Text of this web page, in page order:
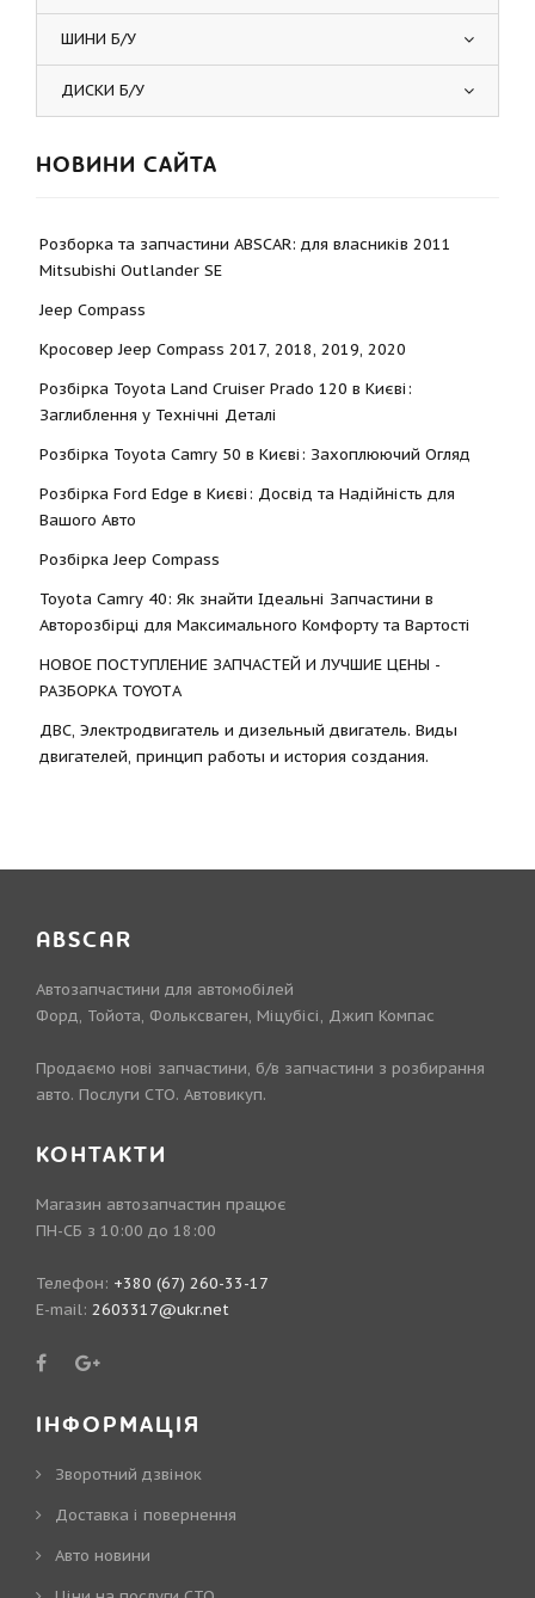
ШИНИ Б/У
ДИСКИ Б/У
НОВИНИ САЙТА
Розборка та запчастини ABSCAR: для власників 2011
Mitsubishi Outlander SE
Jeep Compass
Кросовер Jeep Compass 2017, 2018, 2019, 2020
Розбірка Toyota Land Cruiser Prado 120 в Києві:
Заглиблення у Технічні Деталі
Розбірка Toyota Camry 50 в Києві: Захоплюючий Огляд
Розбірка Ford Edge в Києві: Досвід та Надійність для
Вашого Авто
Розбірка Jeep Compass
Toyota Camry 40: Як знайти Ідеальні Запчастини в
Авторозбірці для Максимального Комфорту та Вартості
НОВОЕ ПОСТУПЛЕНИЕ ЗАПЧАСТЕЙ И ЛУЧШИЕ ЦЕНЫ -
РАЗБОРКА TOYOTА
ДВС, Электродвигатель и дизельный двигатель. Виды
двигателей, принцип работы и история создания.
ABSCAR
Автозапчастини для автомобілей
Форд, Тойота, Фольксваген, Міцубісі, Джип Компас
Продаємо нові запчастини, б/в запчастини з розбирання
авто. Послуги СТО. Автовикуп.
КОНТАКТИ
Магазин автозапчастин працює
ПН-СБ з 10:00 до 18:00
Телефон: +380 (67) 260-33-17
E-mail: 2603317@ukr.net
ІНФОРМАЦІЯ
Зворотний дзвінок
Доставка і повернення
Авто новини